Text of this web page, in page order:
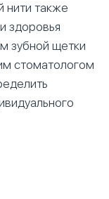
нити также
здоровья
зубной щетки
стоматологом